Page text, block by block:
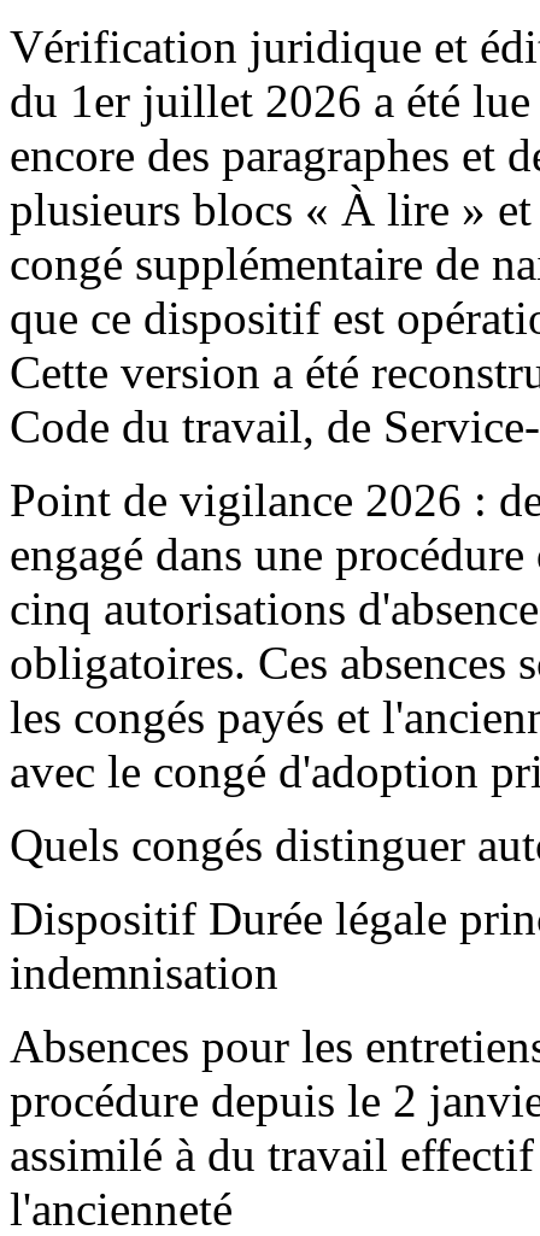
Vérification juridique et
du 1er juillet 2026 a été
encore des paragraphes et
plusieurs blocs « À lire »
congé supplémentaire de
que ce dispositif est
Cette version a été
Code du travail, de
Point de vigilance 2026 :
engagé dans une
cinq autorisations
obligatoires. Ces absences
les congés payés et
avec le congé d'adoption
Quels congés distinguer
Dispositif Durée légale
indemnisation
Absences pour les
procédure depuis le 2
assimilé à du travail
l'ancienneté